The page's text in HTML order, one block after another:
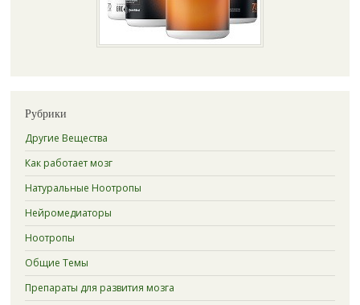
Рубрики
Другие Вещества
Как работает мозг
Натуральные Ноотропы
Нейромедиаторы
Ноотропы
Общие Темы
Препараты для развития мозга